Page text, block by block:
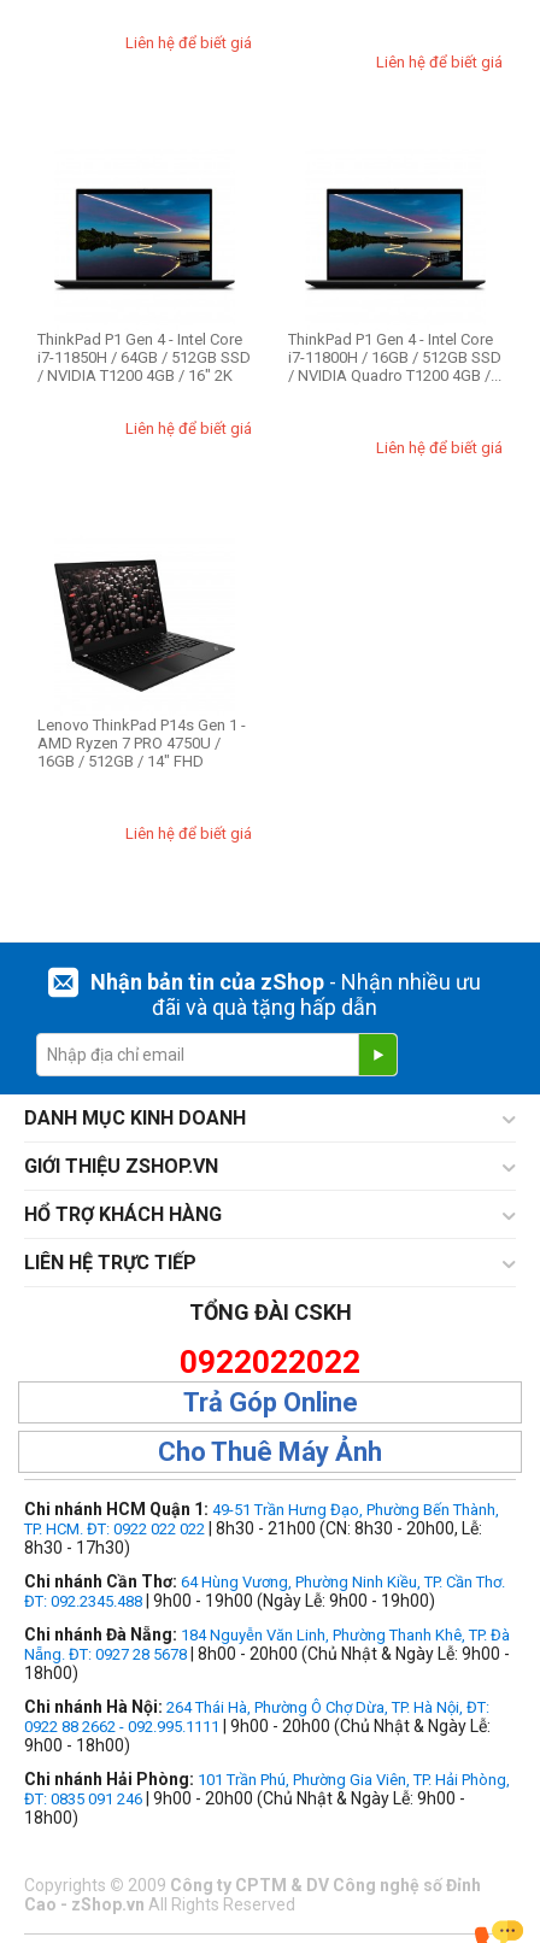
P15 Gen 2
P16s Gen 1
16GB
32GB
Liên hệ để biết giá
Liên hệ để biết giá
ThinkPad P1 Gen 4 - Intel Core
i7-11850H / 64GB / 512GB SSD
/ NVIDIA T1200 4GB / 16" 2K
Liên hệ để biết giá
ThinkPad P1 Gen 4 - Intel Core
i7-11800H / 16GB / 512GB SSD
/ NVIDIA Quadro T1200 4GB /...
Liên hệ để biết giá
Lenovo ThinkPad P14s Gen 1 -
AMD Ryzen 7 PRO 4750U /
16GB / 512GB / 14" FHD
Liên hệ để biết giá
Nhận bản tin của zShop- Nhận nhiều ưu
đãi và quà tặng hấp dẫn
DANH MỤC KINH DOANH
GIỚI THIỆU ZSHOP.VN
HỔ TRỢ KHÁCH HÀNG
LIÊN HỆ TRỰC TIẾP
TỔNG ĐÀI CSKH
0922022022
Trả Góp Online
Cho Thuê Máy Ảnh
Chi nhánh HCM Quận 1: 49-51 Trần Hưng Đạo, Phường Bến Thành,
TP. HCM. ĐT: 0922 022 022 | 8h30 - 21h00 (CN: 8h30 - 20h00, Lễ:
8h30 - 17h30)
Chi nhánh Cần Thơ: 64 Hùng Vương, Phường Ninh Kiều, TP. Cần Thơ.
ĐT: 092.2345.488 | 9h00 - 19h00 (Ngày Lễ: 9h00 - 19h00)
Chi nhánh Đà Nẵng: 184 Nguyễn Văn Linh, Phường Thanh Khê, TP. Đà
Nẵng. ĐT: 0927 28 5678 | 8h00 - 20h00 (Chủ Nhật & Ngày Lễ: 9h00 -
18h00)
Chi nhánh Hà Nội: 264 Thái Hà, Phường Ô Chợ Dừa, TP. Hà Nội, ĐT:
0922 88 2662 - 092.995.1111
| 9h00 - 20h00 (Chủ Nhật & Ngày Lễ:
9h00 - 18h00)
Chi nhánh Hải Phòng: 101 Trần Phú, Phường Gia Viên, TP. Hải Phòng,
ĐT: 0835 091 246 | 9h00 - 20h00 (Chủ Nhật & Ngày Lễ: 9h00 -
18h00)
Copyrights © 2009 Công ty CPTM & DV Công nghệ số Đỉnh
Cao - zShop.vn All Rights Reserved